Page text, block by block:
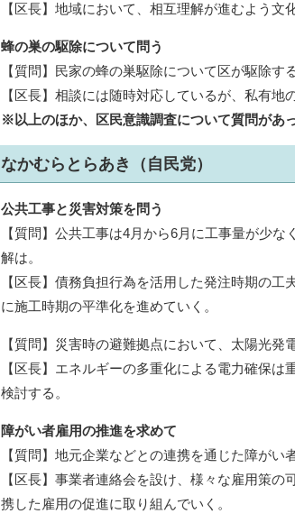
【区長】地域において、相互理解が進むよう文
蜂の巣の駆除について問う
【質問】民家の蜂の巣駆除について区が駆除す
【区長】相談には随時対応しているが、私有地
※以上のほか、区民意識調査について質問があ
なかむらとらあき（自民党）
公共工事と災害対策を問う
【質問】公共工事は4月から6月に工事量が少
解は。
【区長】債務負担行為を活用した発注時期の
に施工時期の平準化を進めていく。
【質問】災害時の避難拠点において、太陽光発
【区長】エネルギーの多重化による電力確保
検討する。
障がい者雇用の推進を求めて
【質問】地元企業などとの連携を通じた障がい
【区長】事業者連絡会を設け、様々な雇用策
携した雇用の促進に取り組んでいく。